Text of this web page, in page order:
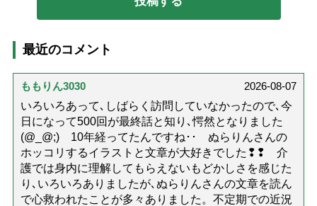
最近のコメント
ももりん3030
2026-08-07
いろいろあって､しばらく訪問していなかったので､今
日になって500回が最終話と知り､愕然となりました
(@_@;) 10年経ってたんですね･･ ぬらりんさんの
ホッコリするイラストと文章が大好きでした❢❢ 介
護では身内に理解してもらえないもどかしさを感じた
り､いろいろありましたが､ぬらりんさんの文章を読ん
で心救われたことが多々ありました。不定期での近況